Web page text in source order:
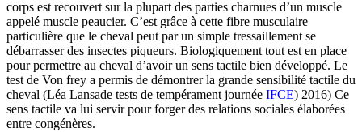
corps est recouvert sur la plupart des parties charnues d’un muscle
appelé muscle peaucier. C’est grâce à cette fibre musculaire
particulière que le cheval peut par un simple tressaillement se
débarrasser des insectes piqueurs. Biologiquement tout est en place
pour permettre au cheval d’avoir un sens tactile bien développé. Le
test de Von frey a permis de démontrer la grande sensibilité tactile du
cheval (Léa Lansade tests de tempérament journée IFCE) 2016) Ce
sens tactile va lui servir pour forger des relations sociales élaborées
entre congénères.